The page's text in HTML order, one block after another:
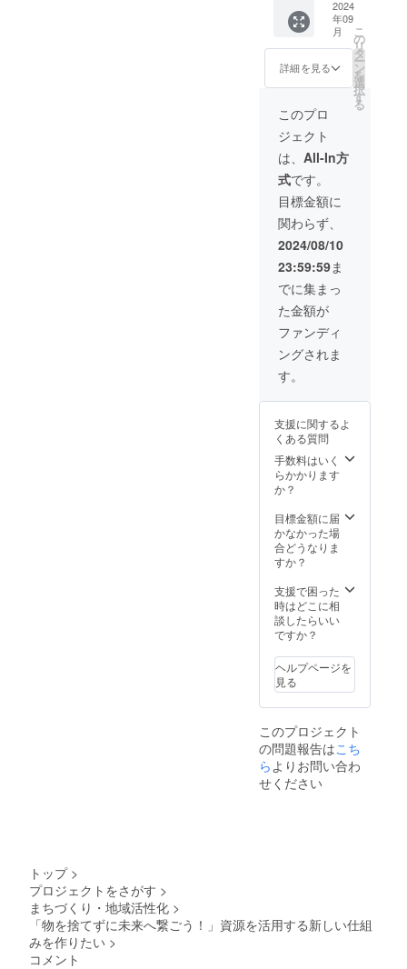
と③は
併用で
きませ
ん。
い。 ②
イベン
ト内で
企業チ
ラシ配
布 A4や
三つ折
りなど
サイズ
指定な
し ①、
②どち
らも
2025年
7月末ま
で
の両方
のチラ
シに 掲
載希望
する企
業名、
名前の
記載。
Fuku+
のチラ
シ裏面
みらい
ずマー
ケット
のチラ
シ裏面
（みら
いず
マー
ケット
チラシ
は毎月
デザイ
ンや出
店者変
業一覧
など変
更あ
り） 企
業名文
字印字
載 ロゴ
などな
し ※支
援時に
考欄に
掲載を
希望さ
れる企
お名前
をご記
入くだ
さい。
ント内
で企業
チラシ
配布 A4
や三つ
手伝い
④出張
2024
年09
月
詳細を見る
こ
の
リ
タ
ー
ン
を
選
択
す
る
このプロ
ジェクト
は、 All-In方
式です。
目標金額に
関わらず、
2024/08/10
23:59:59ま
でに集まっ
た金額が
ファンディ
ングされま
す。
支援に関するよ
くある質問
手数料はいく
らかかります
か？
目標金額に届
かなかった場
合どうなりま
すか？
支援で困った
時はどこに相
談したらいい
ですか？
ヘルプページを
見る
このプロジェクト
の問題報告はこち
ら よりお問い合わ
せください
トップ >
プロジェクトをさがす >
まちづくり・地域活性化 >
「物を捨てずに未来へ繋ごう！」資源を活用する新しい仕組
みを作りたい >
コメント